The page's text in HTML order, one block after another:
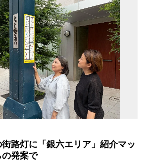
路灯に「銀六エリア」紹介マッ
発案で